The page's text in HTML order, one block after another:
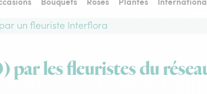
un fleuriste Interflora
les fleuristes du